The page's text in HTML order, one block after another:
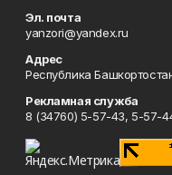
Эл. почта
yanzori@yandex.ru
Адрес
Республика
Рекламная служба
8 (34760) 5-57-43, 5-57-